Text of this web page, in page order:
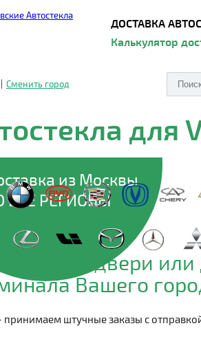
ДОСТАВКА
Калькулятор
Сменить город
для
из Москвы
ВСЕ РЕГИОНЫ
до двери или
Вашего
принимаем штучные заказы с